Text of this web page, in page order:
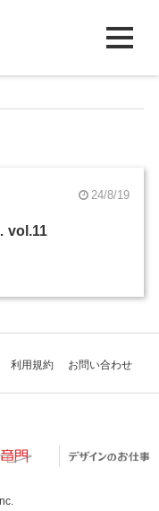
24/8/19
vol.11
利用規約 お問い合わせ